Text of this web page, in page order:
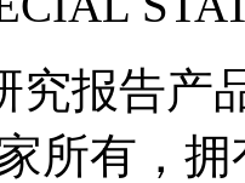
究报告产
所有，